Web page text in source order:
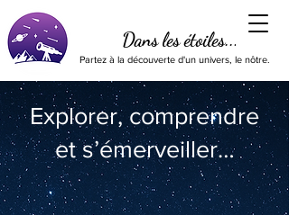
Dans les étoiles...
Partez à la découverte d'un univers, le nôtre.
Explorer, comprendre
et s’émerveiller…